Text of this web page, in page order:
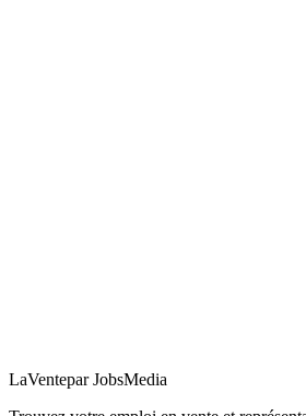
LaVentepar JobsMedia